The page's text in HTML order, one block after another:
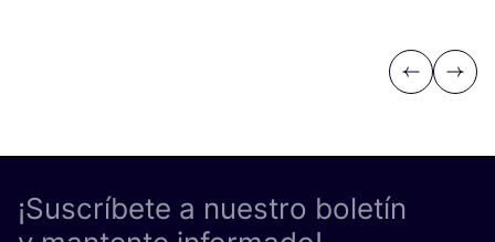
Previous
Next
¡Suscríbete a nuestro boletín